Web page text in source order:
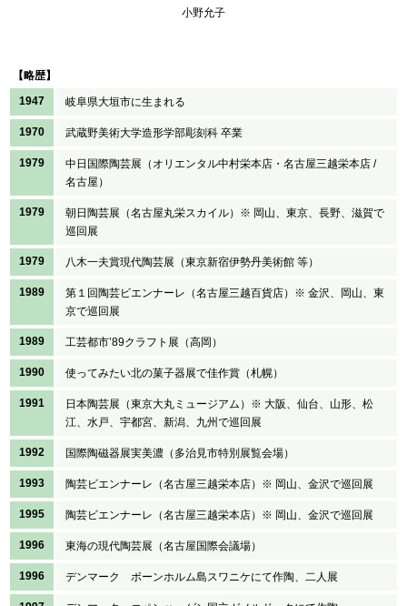
小野允子
【略歴】
1947
岐阜県大垣市に生まれる
1970 武蔵野美術大学造形学部彫刻科 卒業
1979
中日国際陶芸展（オリエンタル中村栄本店・名古屋三越栄本店 /
名古屋）
1979
朝日陶芸展（名古屋丸栄スカイル）※ 岡山、東京、長野、滋賀で
巡回展
1979 八木一夫賞現代陶芸展（東京新宿伊勢丹美術館 等）
1989
第１回陶芸ビエンナーレ（名古屋三越百貨店）※ 金沢、岡山、東
京で巡回展
1989 工芸都市’89クラフト展（高岡）
1990 使ってみたい北の菓子器展で佳作賞（札幌）
1991
日本陶芸展（東京大丸ミュージアム）※ 大阪、仙台、山形、松
江、水戸、宇都宮、新潟、九州で巡回展
1992 国際陶磁器展実美濃（多治見市特別展覧会場）
1993 陶芸ビエンナーレ（名古屋三越栄本店）※ 岡山、金沢で巡回展
1995 陶芸ビエンナーレ（名古屋三越栄本店）※ 岡山、金沢で巡回展
1996 東海の現代陶芸展（名古屋国際会議場）
1996 デンマーク ボーンホルム島スワニケにて作陶、二人展